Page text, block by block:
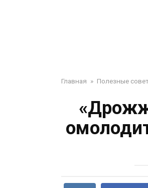
Главная » Полезные